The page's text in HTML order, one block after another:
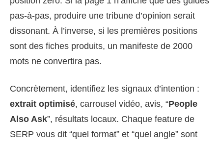
pas-à-pas, produire une tribune d’opinion serait
dissonant. À l’inverse, si les premières positions
sont des fiches produits, un manifeste de 2000
mots ne convertira pas.
Concrètement, identifiez les signaux d’intention :
extrait optimisé, carrousel vidéo, avis, “People
Also Ask”, résultats locaux. Chaque feature de
SERP vous dit “quel format” et “quel angle” sont